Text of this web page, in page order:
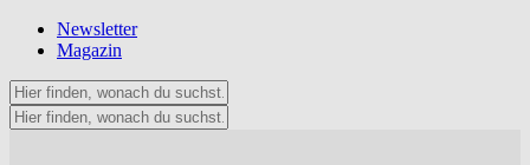
Newsletter
Magazin